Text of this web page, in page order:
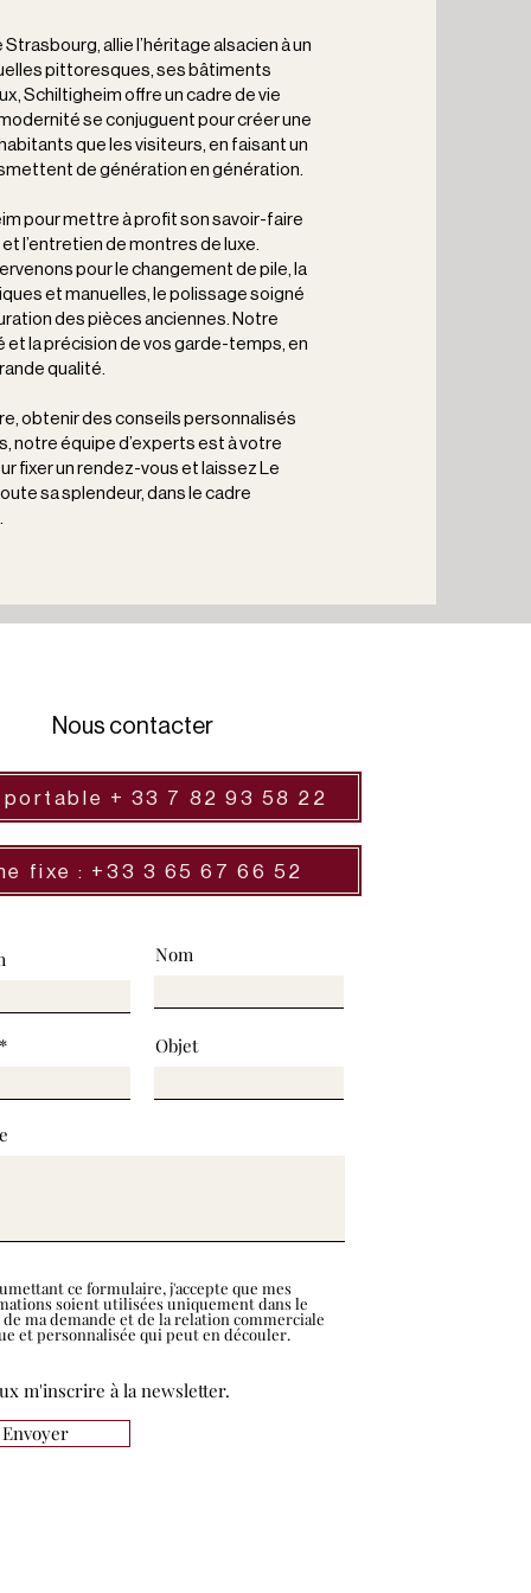
allie l’héritage alsacien à un
pittoresques, ses bâtiments
Schiltigheim offre un cadre de vie
se conjuguent pour créer une
que les visiteurs, en faisant un
de génération en génération.
pour mettre à profit son savoir-faire
l’entretien de montres de luxe.
pour le changement de pile, la
et manuelles, le polissage soigné
des pièces anciennes. Notre
la précision de vos garde-temps, en
qualité.
obtenir des conseils personnalisés
notre équipe d’experts est à votre
fixer un rendez-vous et laissez Le
sa splendeur, dans le cadre
Nous contacter
portable + 33 7 82 93 58 22
fixe : +33 3 65 67 66 52
Nom
Objet
ce formulaire, j'accepte que mes
soient utilisées uniquement dans le
de ma demande et de la relation commerciale
et personnalisée qui peut en découler.
m'inscrire à la newsletter.
Envoyer